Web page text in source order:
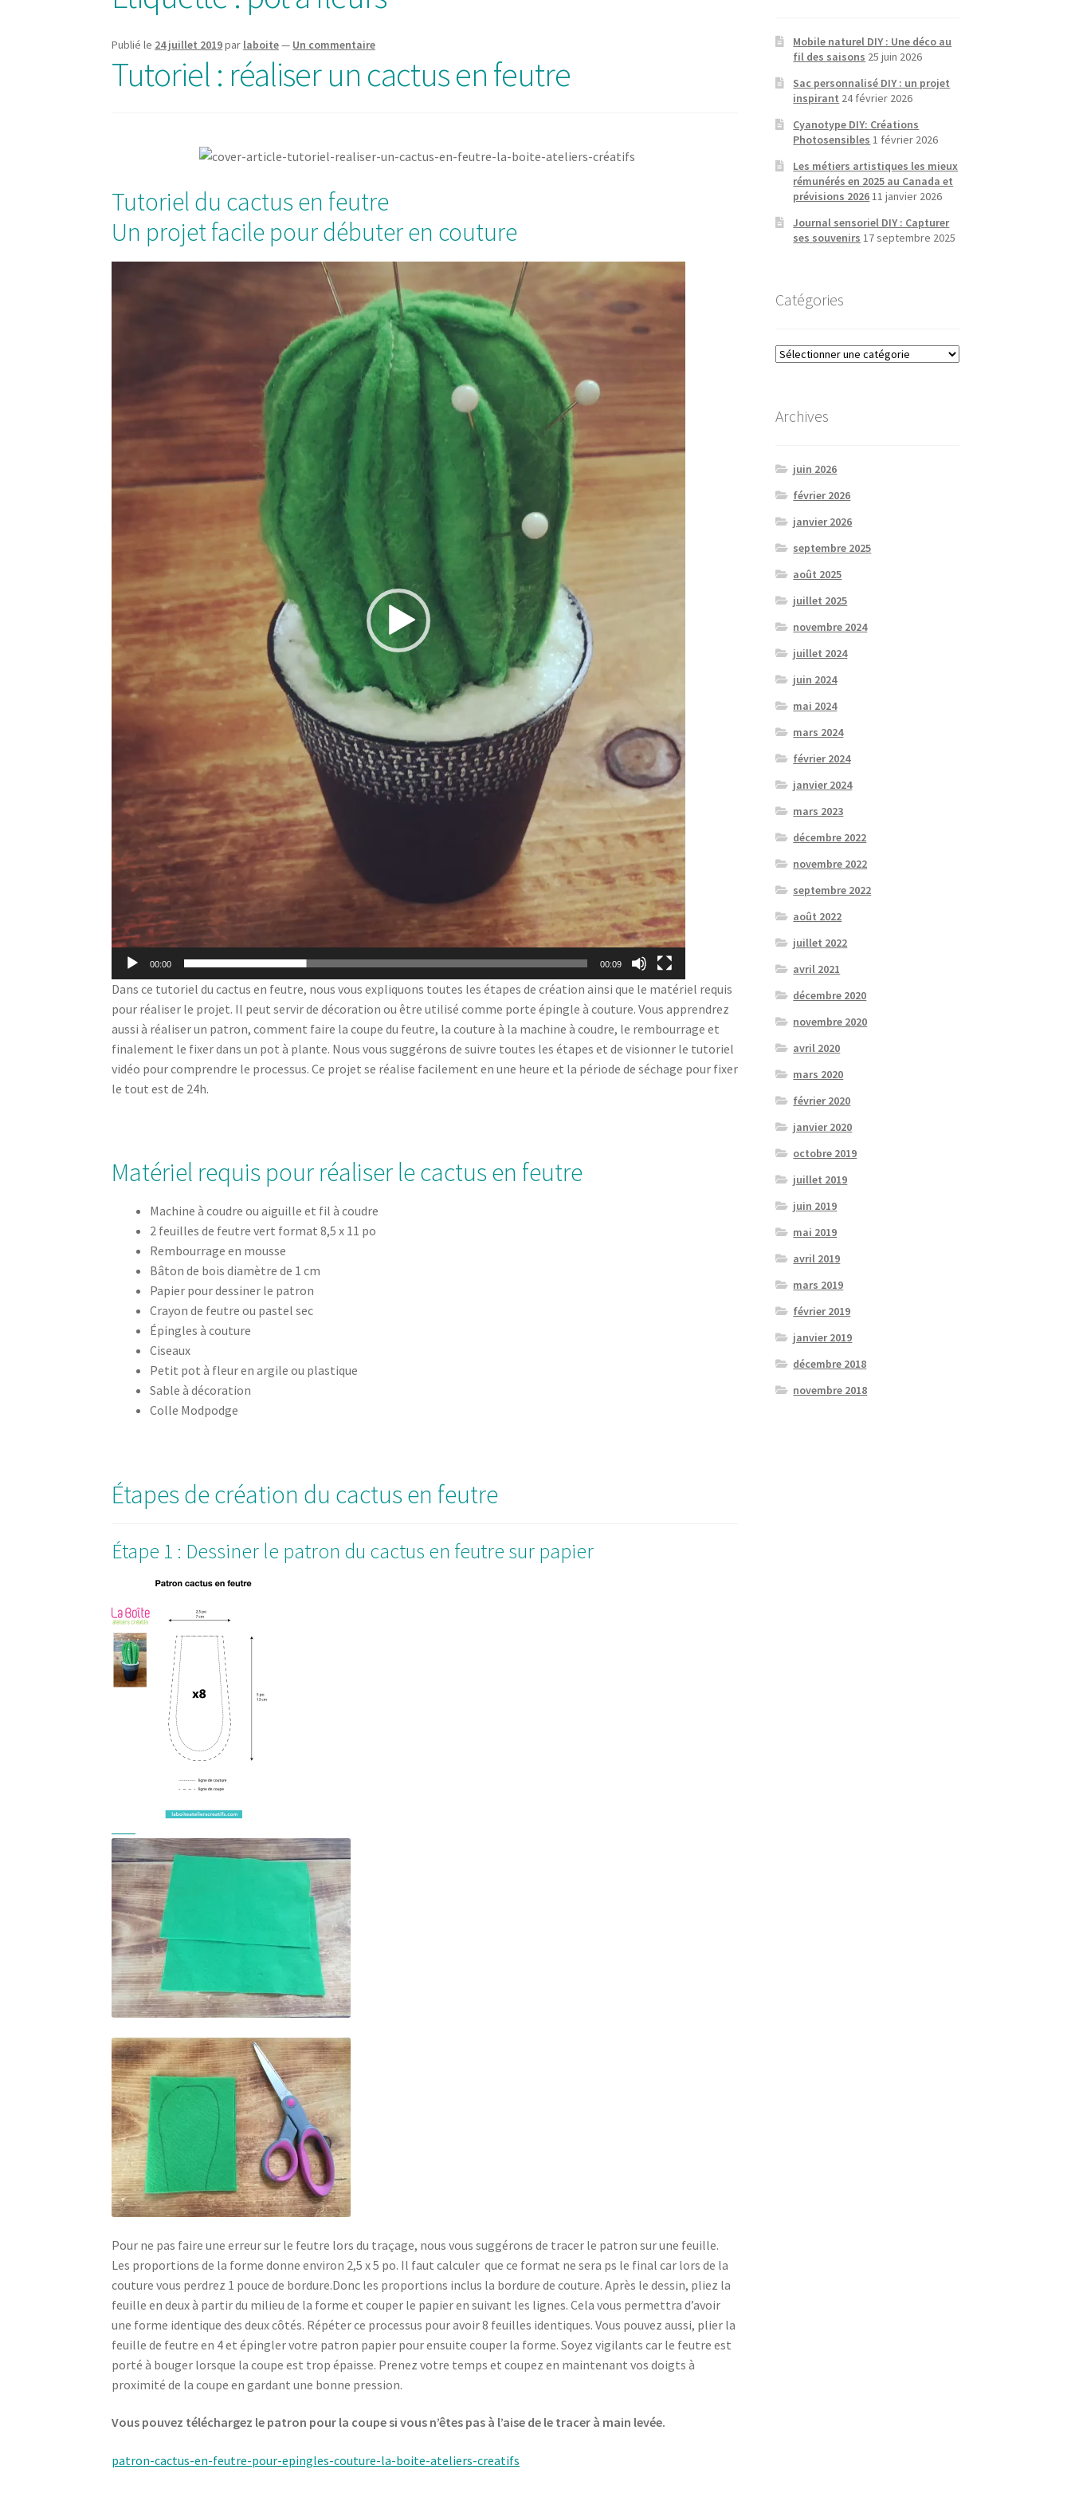
Publié le 24 juillet 2019par laboite— Un commentaire
Tutoriel : réaliser un cactus en feutre
Tutoriel du cactus en feutre
Un projet facile pour débuter en couture
00:00 00:09
Dans ce tutoriel du cactus en feutre, nous vous expliquons toutes les étapes de création ainsi que le matériel requis
pour réaliser le projet. Il peut servir de décoration ou être utilisé comme porte épingle à couture. Vous apprendrez
aussi à réaliser un patron, comment faire la coupe du feutre, la couture à la machine à coudre, le rembourrage et
finalement le fixer dans un pot à plante. Nous vous suggérons de suivre toutes les étapes et de visionner le tutoriel
vidéo pour comprendre le processus. Ce projet se réalise facilement en une heure et la période de séchage pour fixer
le tout est de 24h.
Matériel requis pour réaliser le cactus en feutre
Machine à coudre ou aiguille et fil à coudre
2 feuilles de feutre vert format 8,5 x 11 po
Rembourrage en mousse
Bâton de bois diamètre de 1 cm
Papier pour dessiner le patron
Crayon de feutre ou pastel sec
Épingles à couture
Ciseaux
Petit pot à fleur en argile ou plastique
Sable à décoration
Colle Modpodge
Étapes de création du cactus en feutre
Étape 1 : Dessiner le patron du cactus en feutre sur papier
Pour ne pas faire une erreur sur le feutre lors du traçage, nous vous suggérons de tracer le patron sur une feuille.
Les proportions de la forme donne environ 2,5 x 5 po. Il faut calculer que ce format ne sera ps le final car lors de la
couture vous perdrez 1 pouce de bordure.Donc les proportions inclus la bordure de couture. Après le dessin, pliez la
feuille en deux à partir du milieu de la forme et couper le papier en suivant les lignes. Cela vous permettra d’avoir
une forme identique des deux côtés. Répéter ce processus pour avoir 8 feuilles identiques. Vous pouvez aussi, plier la
feuille de feutre en 4 et épingler votre patron papier pour ensuite couper la forme. Soyez vigilants car le feutre est
porté à bouger lorsque la coupe est trop épaisse. Prenez votre temps et coupez en maintenant vos doigts à
proximité de la coupe en gardant une bonne pression.
Vous pouvez téléchargez le patron pour la coupesi vous n’êtes pas à l’aise de le tracer à main levée.
patron-cactus-en-feutre-pour-epingles-couture-la-boite-ateliers-creatifs
Mobile naturel DIY : Une déco au
fil des saisons 25 juin 2026
Sac personnalisé DIY : un projet
inspirant 24 février 2026
Cyanotype DIY: Créations
Photosensibles 1 février 2026
Les métiers artistiques les mieux
rémunérés en 2025 au Canada et
prévisions 202611 janvier 2026
Journal sensoriel DIY : Capturer
ses souvenirs 17 septembre 2025
Catégories
Catégories
Archives
juin 2026
février 2026
janvier 2026
septembre 2025
août 2025
juillet 2025
novembre 2024
juillet 2024
juin 2024
mai 2024
mars 2024
février 2024
janvier 2024
mars 2023
décembre 2022
novembre 2022
septembre 2022
août 2022
juillet 2022
avril 2021
décembre 2020
novembre 2020
avril 2020
mars 2020
février 2020
janvier 2020
octobre 2019
juillet 2019
juin 2019
mai 2019
avril 2019
mars 2019
février 2019
janvier 2019
décembre 2018
novembre 2018